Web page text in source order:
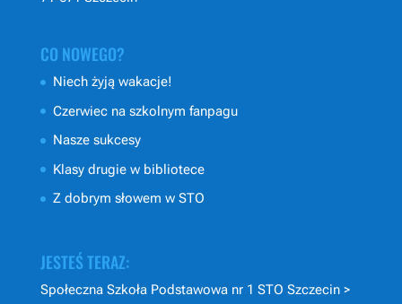
CO NOWEGO?
Niech żyją wakacje!
Czerwiec na szkolnym fanpagu
Nasze sukcesy
Klasy drugie w bibliotece
Z dobrym słowem w STO
JESTEŚ TERAZ:
Społeczna Szkoła Podstawowa nr 1 STO Szczecin>